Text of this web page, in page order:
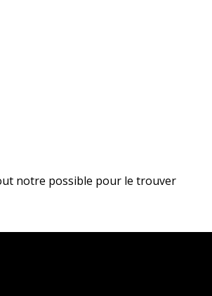
notre possible pour le trouver